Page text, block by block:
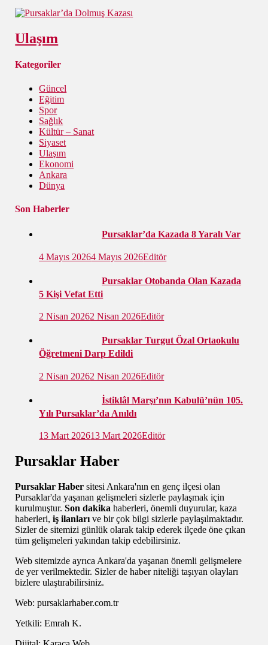
Ulaşım
Kategoriler
Güncel
Eğitim
Spor
Sağlık
Kültür – Sanat
Siyaset
Ulaşım
Ekonomi
Ankara
Dünya
Son Haberler
Pursaklar’da Kazada 8 Yaralı Var
4 Mayıs 20264 Mayıs 2026Editör
Pursaklar Otobanda Olan Kazada
5 Kişi Vefat Etti
2 Nisan 20262 Nisan 2026Editör
Pursaklar Turgut Özal Ortaokulu
Öğretmeni Darp Edildi
2 Nisan 20262 Nisan 2026Editör
İstiklâl Marşı’nın Kabulü’nün 105.
Yılı Pursaklar’da Anıldı
13 Mart 202613 Mart 2026Editör
Pursaklar Haber
Pursaklar Haber sitesi Ankara'nın en genç ilçesi olan
Pursaklar'da yaşanan gelişmeleri sizlerle paylaşmak için
kurulmuştur.Son dakika haberleri, önemli duyurular, kaza
haberleri,iş ilanlarıve bir çok bilgi sizlerle paylaşılmaktadır.
Sizler de sitemizi günlük olarak takip ederek ilçede öne çıkan
tüm gelişmeleri yakından takip edebilirsiniz.
Web sitemizde ayrıca Ankara'da yaşanan önemli gelişmelere
de yer verilmektedir. Sizler de haber niteliği taşıyan olayları
bizlere ulaştırabilirsiniz.
Web: pursaklarhaber.com.tr
Yetkili: Emrah K.